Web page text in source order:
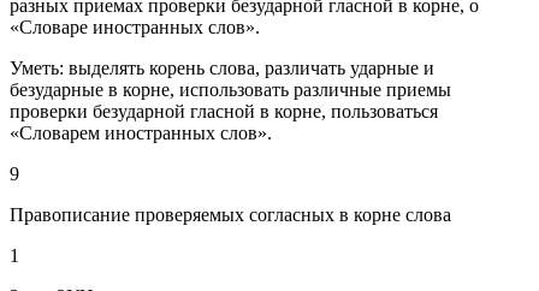
разных приемах проверки безударной гласной в корне, о
«Словаре иностранных слов».
Уметь: выделять корень слова, различать ударные и
безударные в корне, использовать различные приемы
проверки безударной гласной в корне, пользоваться
«Словарем иностранных слов».
9
Правописание проверяемых согласных в корне слова
1